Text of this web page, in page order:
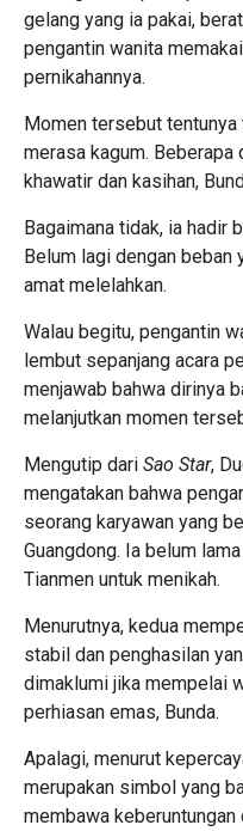
gelang yang ia pakai,
pengantin wanita
pernikahannya.
Momen tersebut tentunya
merasa kagum.
khawatir dan kasihan,
Bagaimana tidak, ia hadir
Belum lagi dengan beban
amat melelahkan.
Walau begitu, pengantin
lembut sepanjang acara
menjawab bahwa dirinya
melanjutkan momen
Mengutip dari Sao Star,
mengatakan bahwa
seorang karyawan yang
Guangdong. Ia belum
Tianmen untuk menikah.
Menurutnya, kedua
stabil dan penghasilan
dimaklumi jika mempelai
perhiasan emas, Bunda.
Apalagi, menurut
merupakan simbol yang
membawa